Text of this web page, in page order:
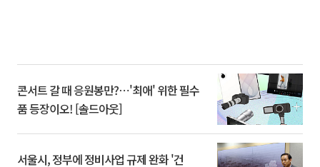
콘서트 갈 때 응원봉만?⋯'최애' 위한 필수
품 등장이오! [솔드아웃]
서울시, 정부에 정비사업 규제 완화 '건